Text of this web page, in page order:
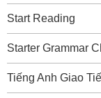
Start Reading
Starter Grammar
Tiếng Anh Giao